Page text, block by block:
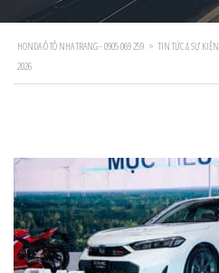
HONDA Ô TÔ NHA TRANG - 0905 069 259 > TIN TỨC & SỰ KIỆN
2026